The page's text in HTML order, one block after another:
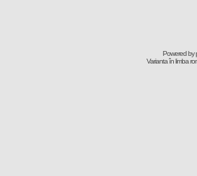
Powered by
Varianta în limba